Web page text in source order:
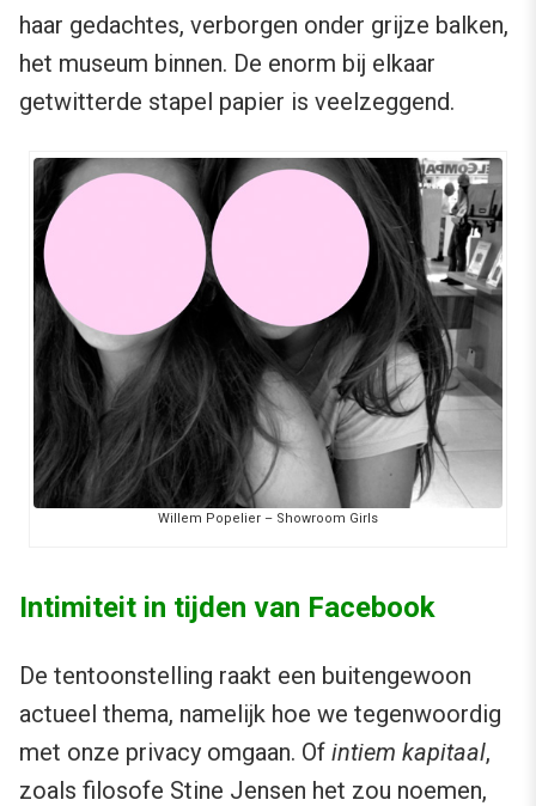
haar gedachtes, verborgen onder grijze balken,
het museum binnen. De enorm bij elkaar
getwitterde stapel papier is veelzeggend.
Willem Popelier – Showroom Girls
Intimiteit in tijden van Facebook
De tentoonstelling raakt een buitengewoon
actueel thema, namelijk hoe we tegenwoordig
met onze privacy omgaan. Of intiem kapitaal,
zoals filosofe Stine Jensen het zou noemen,